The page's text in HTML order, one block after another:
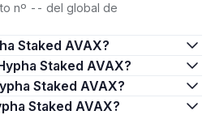
nº -- del global de
Staked AVAX?
Staked AVAX?
Staked AVAX?
Staked AVAX?